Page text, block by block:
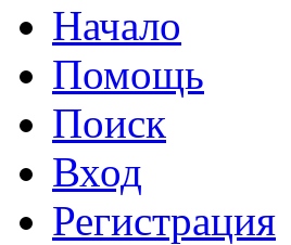
Начало
Помощь
Поиск
Вход
Регистрация